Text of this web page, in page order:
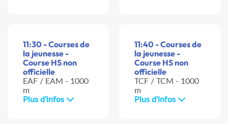
11:30 - Courses de
la jeunesse -
Course HS non
officielle
EAF / EAM - 1000
m
Plus d'infos
11:40 - Courses de
la jeunesse -
Course HS non
officielle
TCF / TCM - 1000
m
Plus d'infos